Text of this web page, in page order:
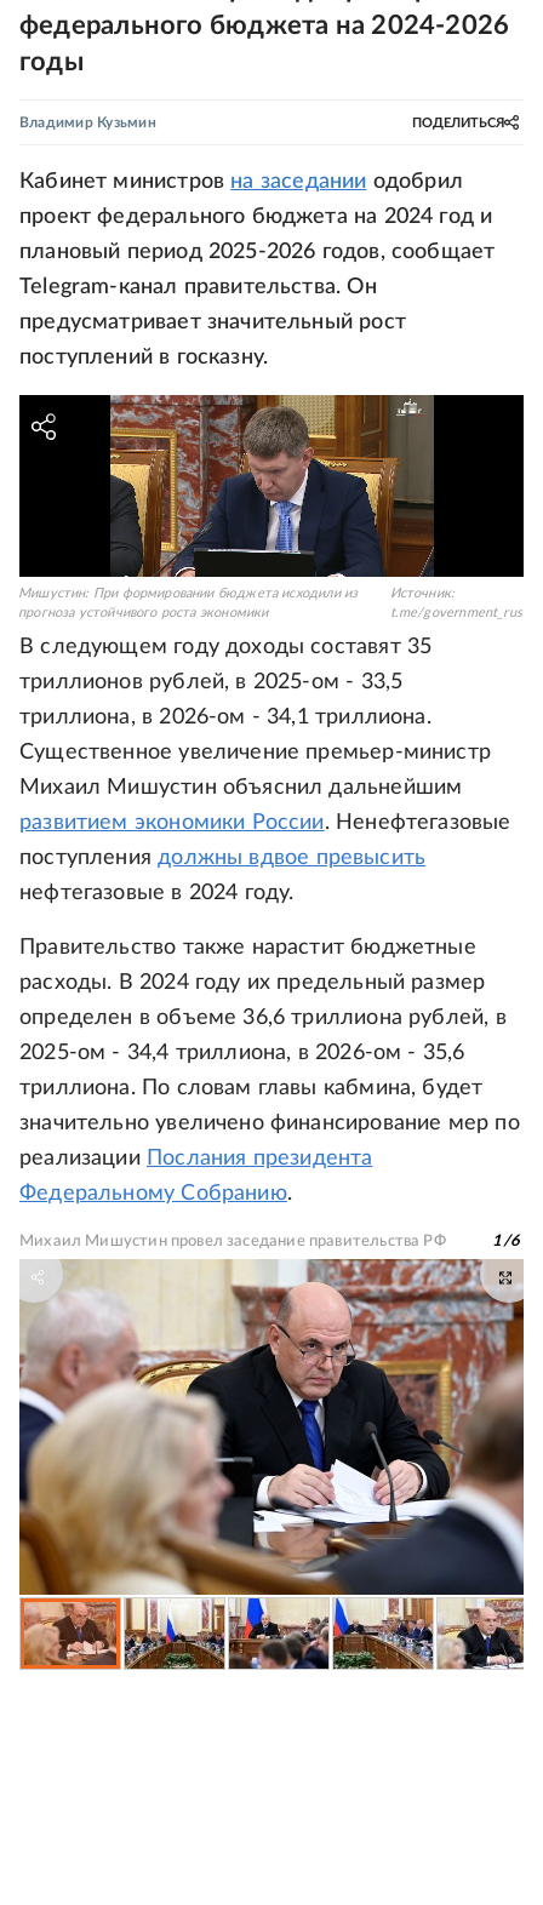
федерального бюджета на 2024-2026
годы
Владимир Кузьмин ПОДЕЛИТЬСЯ
Кабинет министров на заседании одобрил
проект федерального бюджета на 2024 год и
плановый период 2025-2026 годов, сообщает
Telegram-канал правительства. Он
предусматривает значительный рост
поступлений в госказну.
Мишустин: При формировании бюджета исходили из
прогноза устойчивого роста экономики
Источник:
t.me/government_rus
В следующем году доходы составят 35
триллионов рублей, в 2025-ом - 33,5
триллиона, в 2026-ом - 34,1 триллиона.
Существенное увеличение премьер-министр
Михаил Мишустин объяснил дальнейшим
развитием экономики России. Ненефтегазовые
поступлениядолжны вдвое превысить
нефтегазовые в 2024 году.
Правительство также нарастит бюджетные
расходы. В 2024 году их предельный размер
определен в объеме 36,6 триллиона рублей, в
2025-ом - 34,4 триллиона, в 2026-ом - 35,6
триллиона. По словам главы кабмина, будет
значительно увеличено финансирование мер по
реализации Послания президента
Федеральному Собранию.
Михаил Мишустин провел заседание правительства РФ 1/6